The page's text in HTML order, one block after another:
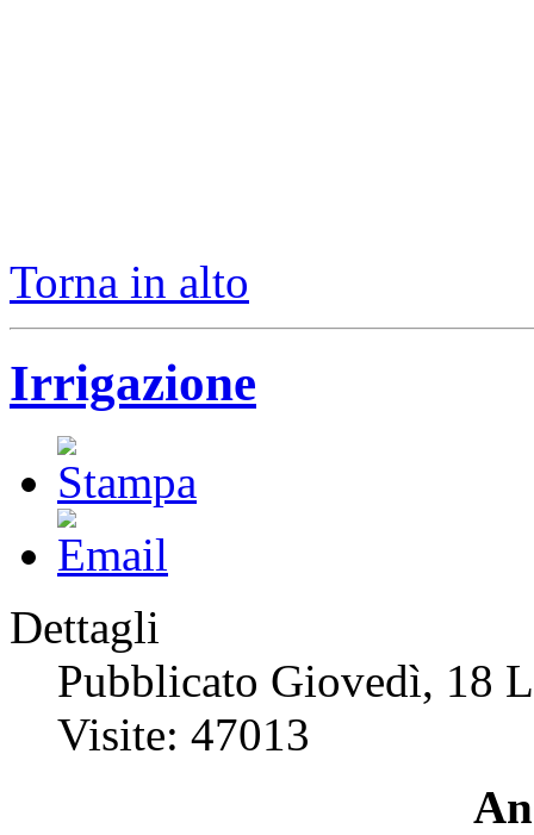
Torna in alto
Irrigazione
Dettagli
Pubblicato Giovedì, 18
Visite: 47013